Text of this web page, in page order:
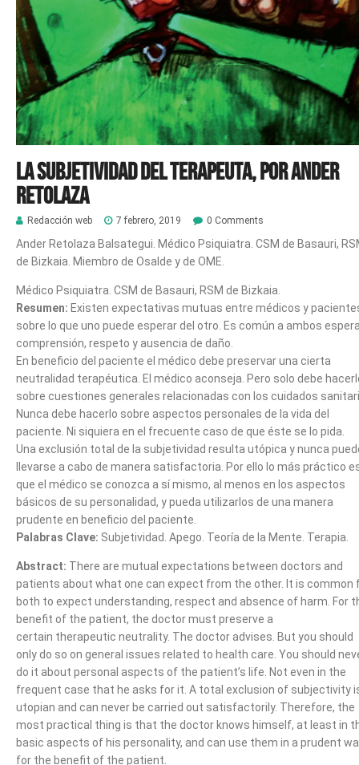
La subjetividad del terapeuta, por Ander
Retolaza
Redacción web 7 febrero, 2019 0 Comments
Ander Retolaza Balsategui. Médico Psiquiatra. CSM de Basauri,
de Bizkaia. Miembro de Osalde y de OME.
Médico Psiquiatra. CSM de Basauri, RSM de Bizkaia.
Resumen: Existen expectativas mutuas entre médicos y
sobre lo que uno puede esperar del otro. Es común a ambos
comprensión, respeto y ausencia de daño.
En beneficio del paciente el médico debe preservar una cierta
neutralidad terapéutica. El médico aconseja. Pero solo debe
sobre cuestiones generales relacionadas con los cuidados
Nunca debe hacerlo sobre aspectos personales de la vida del
paciente. Ni siquiera en el frecuente caso de que éste se lo pida.
Una exclusión total de la subjetividad resulta utópica y nunca
llevarse a cabo de manera satisfactoria. Por ello lo más práctico
que el médico se conozca a sí mismo, al menos en los aspectos
básicos de su personalidad, y pueda utilizarlos de una manera
prudente en beneficio del paciente.
Palabras Clave: Subjetividad. Apego. Teoría de la Mente. Terapia.
Abstract: There are mutual expectations between doctors and
patients about what one can expect from the other. It is common
both to expect understanding, respect and absence of harm. For
benefit of the patient, the doctor must preserve a
certain therapeutic neutrality. The doctor advises. But you should
only do so on general issues related to health care. You should
do it about personal aspects of the patient’s life. Not even in the
frequent case that he asks for it. A total exclusion of subjectivity
utopian and can never be carried out satisfactorily. Therefore, the
most practical thing is that the doctor knows himself, at least in
basic aspects of his personality, and can use them in a prudent
for the benefit of the patient.